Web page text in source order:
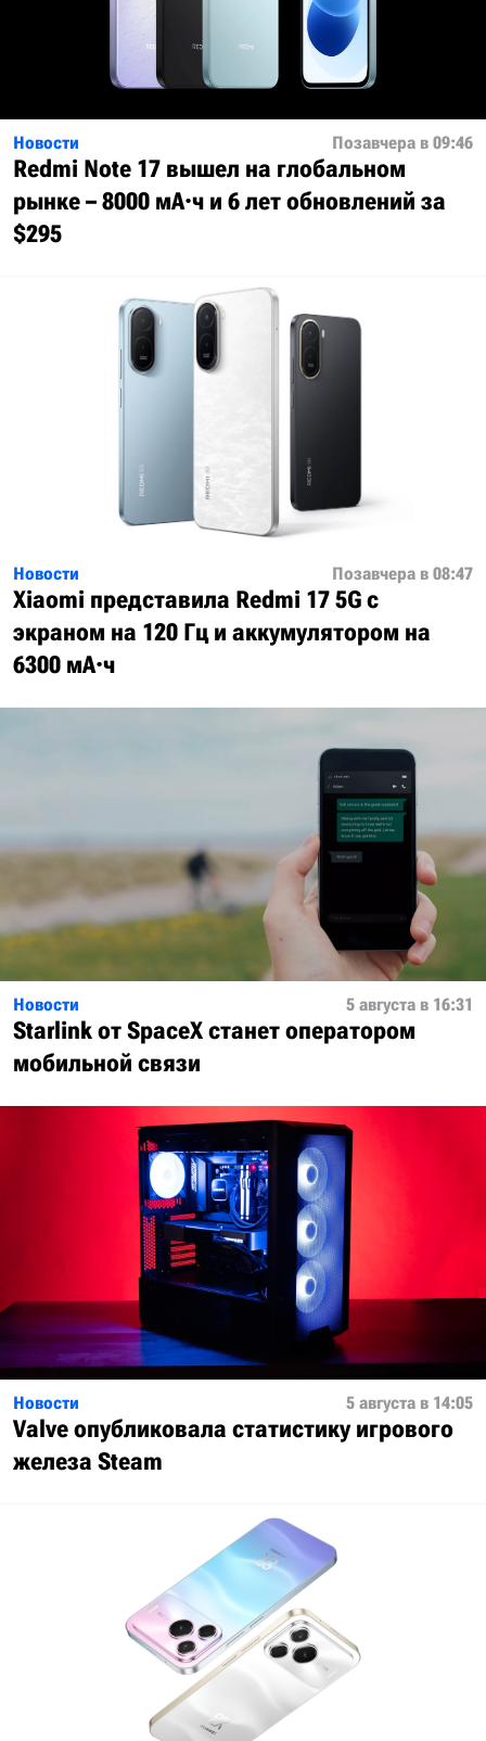
Новости Позавчера в 09:46
Redmi Note 17 вышел на глобальном
рынке – 8000 мА·ч и 6 лет обновлений за
$295
Новости Позавчера в 08:47
Xiaomi представила Redmi 17 5G с
экраном на 120 Гц и аккумулятором на
6300 мА·ч
Новости 5 августа в 16:31
Starlink от SpaceX станет оператором
мобильной связи
Новости 5 августа в 14:05
Valve опубликовала статистику игрового
железа Steam